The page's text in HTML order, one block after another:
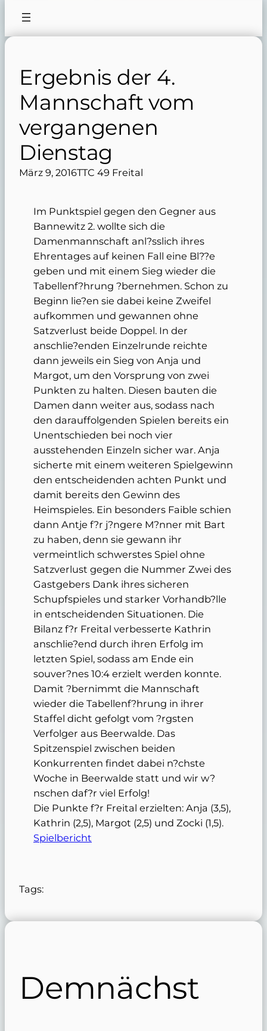
Ergebnis der 4.
Mannschaft vom
vergangenen
Dienstag
März 9, 2016TTC 49 Freital
Im Punktspiel gegen den Gegner aus
Bannewitz 2. wollte sich die
Damenmannschaft anl?sslich ihres
Ehrentages auf keinen Fall eine Bl??e
geben und mit einem Sieg wieder die
Tabellenf?hrung ?bernehmen. Schon zu
Beginn lie?en sie dabei keine Zweifel
aufkommen und gewannen ohne
Satzverlust beide Doppel. In der
anschlie?enden Einzelrunde reichte
dann jeweils ein Sieg von Anja und
Margot, um den Vorsprung von zwei
Punkten zu halten. Diesen bauten die
Damen dann weiter aus, sodass nach
den darauffolgenden Spielen bereits ein
Unentschieden bei noch vier
ausstehenden Einzeln sicher war. Anja
sicherte mit einem weiteren Spielgewinn
den entscheidenden achten Punkt und
damit bereits den Gewinn des
Heimspieles. Ein besonders Faible schien
dann Antje f?r j?ngere M?nner mit Bart
zu haben, denn sie gewann ihr
vermeintlich schwerstes Spiel ohne
Satzverlust gegen die Nummer Zwei des
Gastgebers Dank ihres sicheren
Schupfspieles und starker Vorhandb?lle
in entscheidenden Situationen. Die
Bilanz f?r Freital verbesserte Kathrin
anschlie?end durch ihren Erfolg im
letzten Spiel, sodass am Ende ein
souver?nes 10:4 erzielt werden konnte.
Damit ?bernimmt die Mannschaft
wieder die Tabellenf?hrung in ihrer
Staffel dicht gefolgt vom ?rgsten
Verfolger aus Beerwalde. Das
Spitzenspiel zwischen beiden
Konkurrenten findet dabei n?chste
Woche in Beerwalde statt und wir w?
nschen daf?r viel Erfolg!
Die Punkte f?r Freital erzielten: Anja (3,5),
Kathrin (2,5), Margot (2,5) und Zocki (1,5).
Spielbericht
Tags:
Demnächst